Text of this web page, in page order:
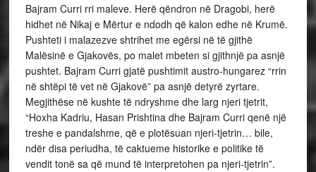
Bajram Curri rri maleve. Herë qëndron në Dragobi, herë
hidhet në Nikaj e Mërtur e ndodh që kalon edhe në Krumë.
Pushteti i malazezve shtrihet me egërsi në të gjithë
Malësinë e Gjakovës, po malet mbeten si gjithnjë pa asnjë
pushtet. Bajram Curri gjatë pushtimit austro-hungarez “rrin
në shtëpi të vet në Gjakovë” pa asnjë detyrë zyrtare.
Megjithëse në kushte të ndryshme dhe larg njeri tjetrit,
“Hoxha Kadriu, Hasan Prishtina dhe Bajram Curri qenë një
treshe e pandalshme, që e plotësuan njeri-tjetrin… bile,
ndër disa periudha, të caktueme historike e politike të
vendit tonë sa që mund të interpretohen pa njeri-tjetrin”.